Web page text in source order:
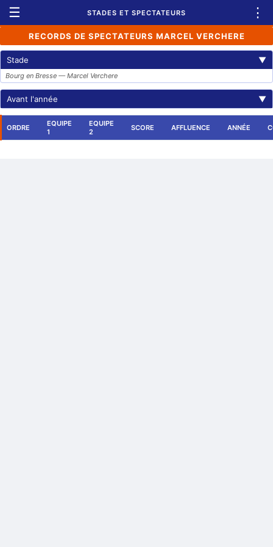
☰ STADES ET SPECTATEURS ⋮
RECORDS DE SPECTATEURS MARCEL VERCHERE
Stade ▼
Bourg en Bresse — Marcel Verchere
Avant l'année ▼
ORDRE
EQUIPE
1
EQUIPE
2
SCORE AFFLUENCE ANNÉE